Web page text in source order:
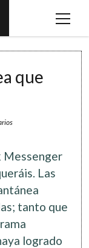
open
que
Messenger
Las
tanto que
logrado